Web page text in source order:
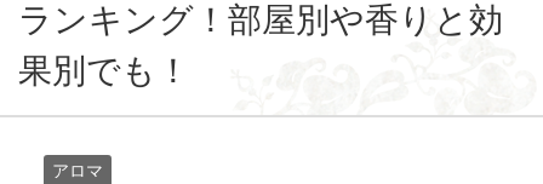
ランキング！部屋別や香りと効
果別でも！
アロマ